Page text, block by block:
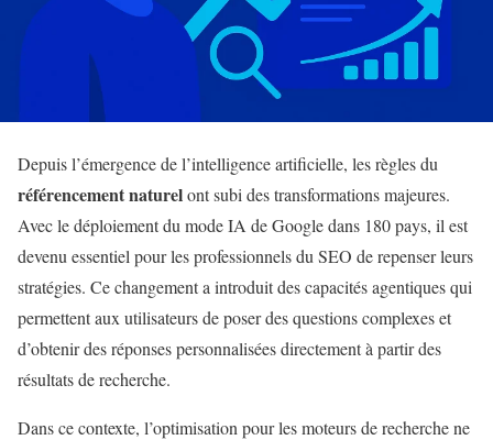
Depuis l’émergence de l’intelligence artificielle, les règles du
référencement naturelont subi des transformations majeures.
Avec le déploiement du mode IA de Google dans 180 pays, il est
devenu essentiel pour les professionnels du SEO de repenser leurs
stratégies. Ce changement a introduit des capacités agentiques qui
permettent aux utilisateurs de poser des questions complexes et
d’obtenir des réponses personnalisées directement à partir des
résultats de recherche.
Dans ce contexte, l’optimisation pour les moteurs de recherche ne